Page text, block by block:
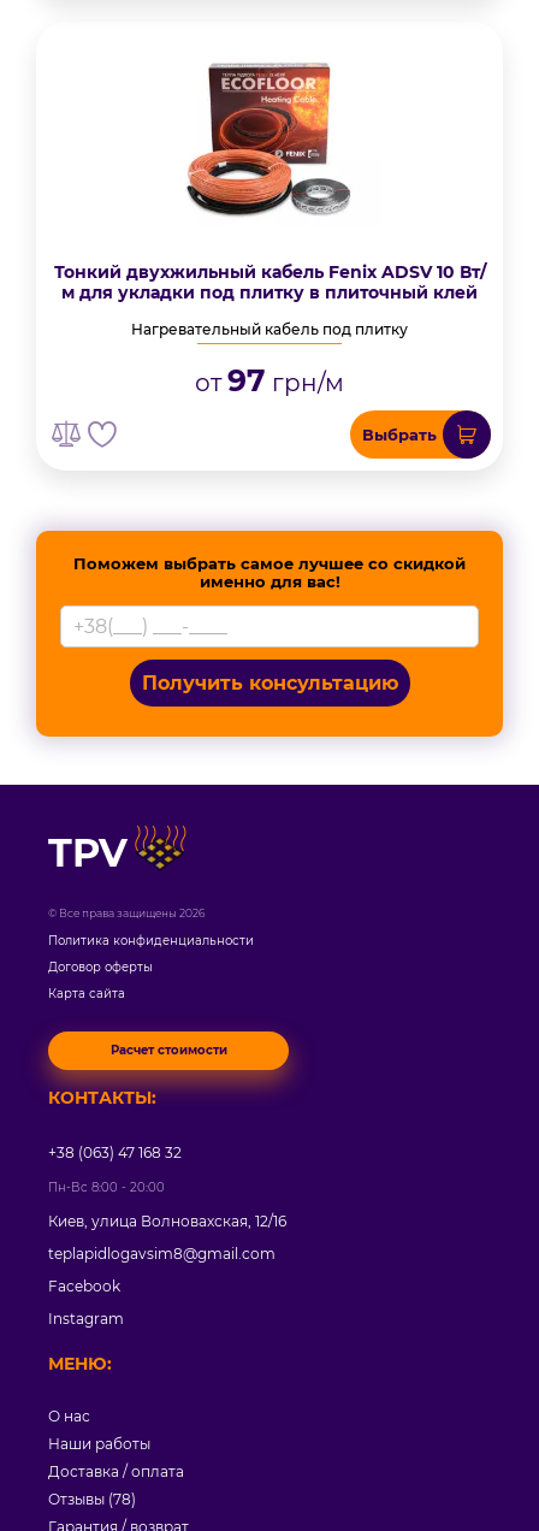
Тонкий двухжильный кабель Fenix ADSV 10 Вт/
м для укладки под плитку в плиточный клей
Нагревательный кабель под плитку
от97 грн/м
Выбрать
Поможем выбрать самое лучшее со скидкой
именно для вас!
Получить консультацию
TPV
© Все права защищены 2026
Политика конфиденциальности
Договор оферты
Карта сайта
Расчет стоимости
МЕНЮ:
О нас
Наши работы
Доставка / оплата
Отзывы (78)
Гарантия / возврат
КОНТАКТЫ:
+38 (063) 47 168 32
Пн-Вс 8:00 - 20:00
Киев, улица Волновахская, 12/16
teplapidlogavsim8@gmail.com
Facebook
Instagram